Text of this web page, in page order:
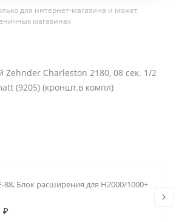
для интернет-магазина и может
магазинах
Zehnder Charleston 2180, 08 сек. 1/2
(9205) (кроншт.в компл)
88, Блок расширения для H2000/1000+
₽